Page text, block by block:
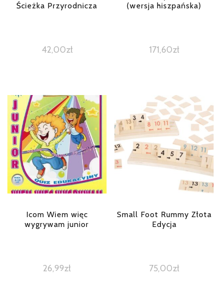
Ścieżka Przyrodnicza
42,00zł
(wersja hiszpańska)
171,60zł
Icom Wiem więc
wygrywam junior
26,99zł
Small Foot Rummy Złota
Edycja
75,00zł